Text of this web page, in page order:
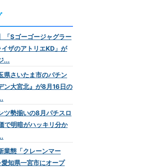
「Sゴーゴージャグラー
ザのアトリエKD」が
...
県さいたま市のパチン
ン大宮北』が8月16日の
ツ勢揃いの8月パチスロ
で明暗がハッキリ分か
業態「クレーンマー
愛知県一宮市にオープ